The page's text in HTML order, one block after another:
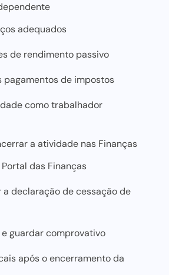
adequados
de rendimento passivo
pagamentos de impostos
como trabalhador
a atividade nas Finanças
Portal das Finanças
a declaração de cessação de
e guardar comprovativo
após o encerramento da